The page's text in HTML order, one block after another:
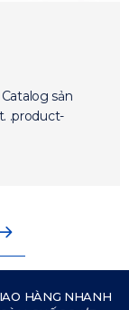
sản
HÀNG NHANH